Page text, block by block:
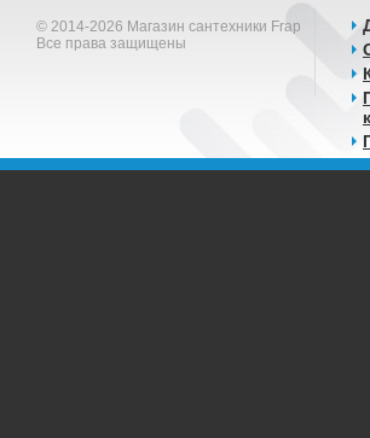
© 2014-2026 Магазин сантехники Frap
Все права защищены